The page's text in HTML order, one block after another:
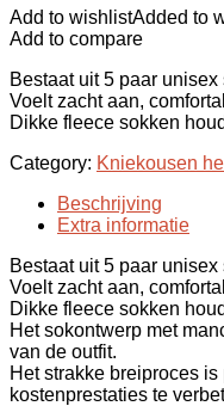
Add to wishlistAdded to
Add to compare
Bestaat uit 5 paar
Voelt zacht aan,
Dikke fleece sokken
Category: Kniekousen
Beschrijving
Extra informatie
Bestaat uit 5 paar
Voelt zacht aan,
Dikke fleece sokken
Het sokontwerp met
van de outfit.
Het strakke breiproces
kostenprestaties te